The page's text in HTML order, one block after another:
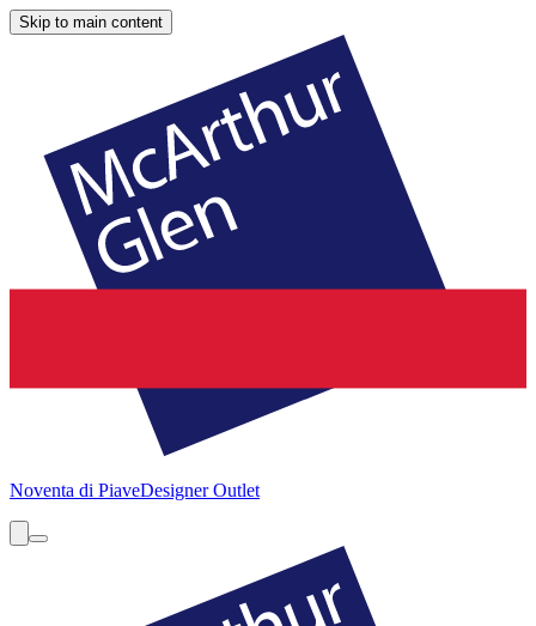
Skip to main content
Noventa di PiaveDesigner Outlet